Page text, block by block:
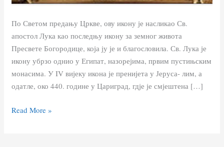
По Светом предању Цркве, ову икону је насликао Св.
апостол Лука као последњу икону за земног живота
Пресвете Богородице, која ју је и благословила. Св. Лука је
икону убрзо однио у Египат, назорејима, првим пустињским
монасима. У IV вијеку икона је пренијета у Јеруса- лим, а
одатле, око 440. године у Цариград, гдје је смјештена […]
Read More »